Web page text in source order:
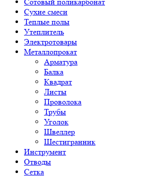
Сухие смеси
Теплые полы
Утеплитель
Электротовары
Металлопрокат
Арматура
Балка
Квадрат
Листы
Проволока
Трубы
Уголок
Швеллер
Шестигранник
Инструмент
Отводы
Сетка